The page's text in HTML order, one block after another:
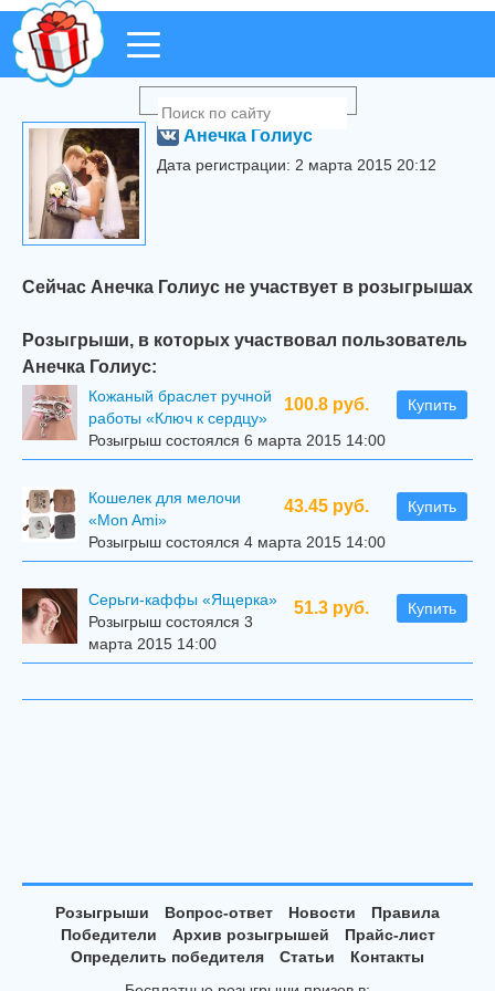
Анечка Голиус
Дата регистрации: 2 марта 2015 20:12
Сейчас Анечка Голиус не участвует в розыгрышах
Розыгрыши, в которых участвовал пользователь
Анечка Голиус:
100.8 руб. Купить
Кожаный браслет ручной
работы «Ключ к сердцу»
Розыгрыш состоялся 6 марта 2015 14:00
43.45 руб. Купить
Кошелек для мелочи
«Mon Ami»
Розыгрыш состоялся 4 марта 2015 14:00
51.3 руб. Купить
Серьги-каффы «Ящерка»
Розыгрыш состоялся 3
марта 2015 14:00
Розыгрыши Вопрос-ответ Новости
Правила
Победители
Архив розыгрышей
Прайс-лист
Определить победителя
Статьи
Контакты